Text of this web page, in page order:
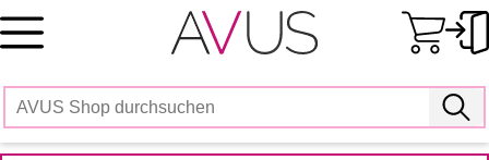
Skip
to